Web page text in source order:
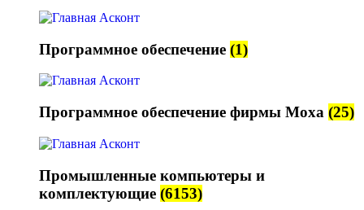
Программное обеспечение (1)
Программное обеспечение фирмы Moxa (25)
Промышленные компьютеры и
комплектующие (6153)